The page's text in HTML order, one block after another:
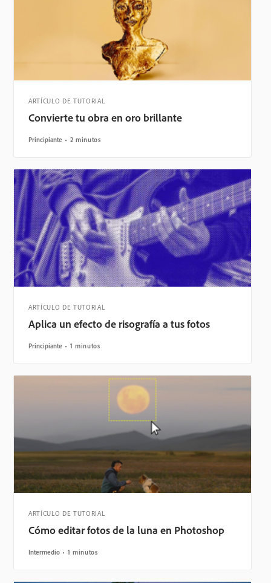
ARTÍCULO DE TUTORIAL
Convierte tu obra en oro brillante
Principiante 2 minutos
ARTÍCULO DE TUTORIAL
Aplica un efecto de risografía a tus fotos
Principiante 1 minutos
ARTÍCULO DE TUTORIAL
Cómo editar fotos de la luna en Photoshop
Intermedio 1 minutos